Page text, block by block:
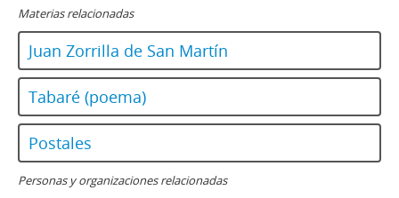
Materias relacionadas
Juan Zorrilla de San Martín
Tabaré (poema)
Postales
Personas y organizaciones relacionadas